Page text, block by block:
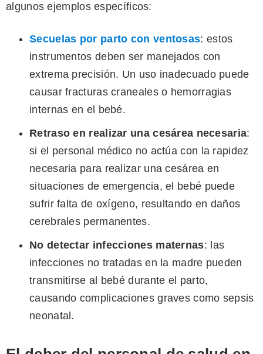
algunos ejemplos específicos:
Secuelas por parto con ventosas: estos
instrumentos deben ser manejados con
extrema precisión. Un uso inadecuado puede
causar fracturas craneales o hemorragias
internas en el bebé.
Retraso en realizar una cesárea necesaria:
si el personal médico no actúa con la rapidez
necesaria para realizar una cesárea en
situaciones de emergencia, el bebé puede
sufrir falta de oxígeno, resultando en daños
cerebrales permanentes.
No detectar infecciones maternas: las
infecciones no tratadas en la madre pueden
transmitirse al bebé durante el parto,
causando complicaciones graves como sepsis
neonatal.